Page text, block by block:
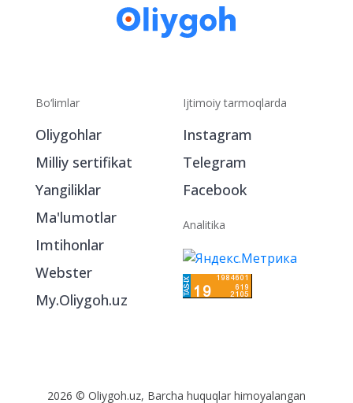
Bo‘limlar
Oliygohlar
Milliy sertifikat
Yangiliklar
Ma'lumotlar
Imtihonlar
Webster
My.Oliygoh.uz
Ijtimoiy tarmoqlarda
Instagram
Telegram
Facebook
Analitika
2026 © Oliygoh.uz, Barcha huquqlar himoyalangan